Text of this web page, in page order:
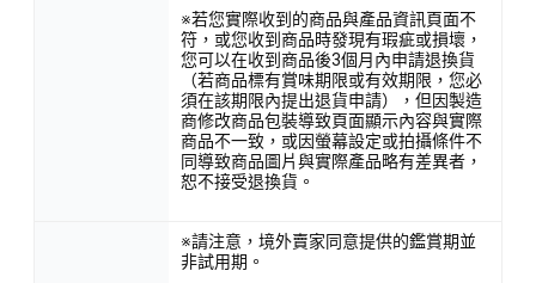
※若您實際收到的商品與產品資訊頁面不
符，或您收到商品時發現有瑕疵或損壞，
您可以在收到商品後3個月內申請退換貨
（若商品標有賞味期限或有效期限，您必
須在該期限內提出退貨申請），但因製造
商修改商品包裝導致頁面顯示內容與實際
商品不一致，或因螢幕設定或拍攝條件不
同導致商品圖片與實際產品略有差異者，
恕不接受退換貨。
※請注意，境外賣家同意提供的鑑賞期並
非試用期。